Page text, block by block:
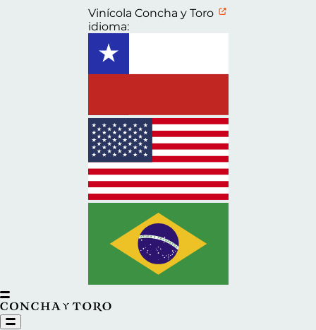
Vinícola Concha y Toro
idioma: